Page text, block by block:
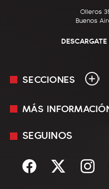
Olleros
Buenos
SECCIONES
En Vivo
Sociedad
MÁS
Mediakit
Términos y condiciones
SEGUINOS